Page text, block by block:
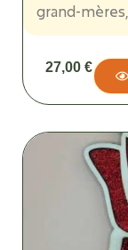
grand-mères
27,00 €